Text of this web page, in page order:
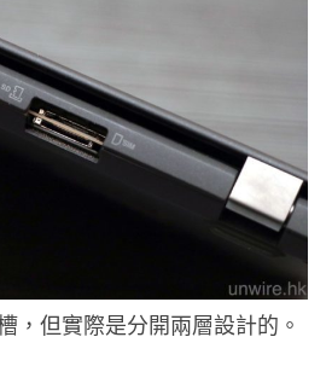
，但實際是分開兩層設計的。